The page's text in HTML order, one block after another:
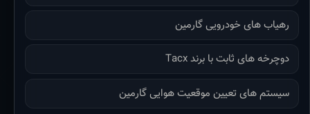
رهیاب های خودرویی گارمین
دوچرخه های ثابت با برند Tacx
سیستم های تعیین موقعیت هوایی گارمین